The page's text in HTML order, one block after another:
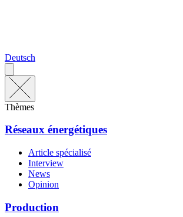
Deutsch
Thèmes
Réseaux énergétiques
Article spécialisé
Interview
News
Opinion
Production